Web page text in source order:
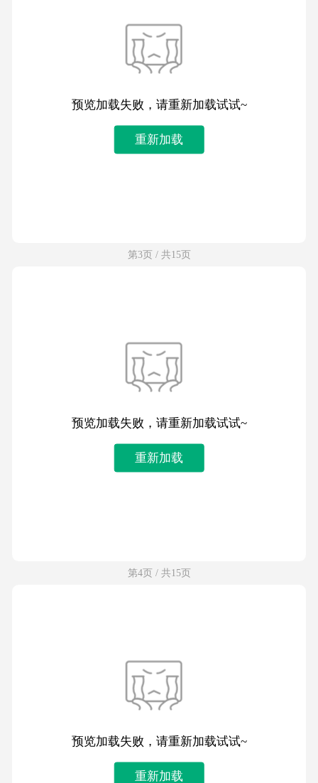
预览加载失败，请重新加载试试~
重新加载
第3页 / 共15页
预览加载失败，请重新加载试试~
重新加载
第4页 / 共15页
预览加载失败，请重新加载试试~
重新加载